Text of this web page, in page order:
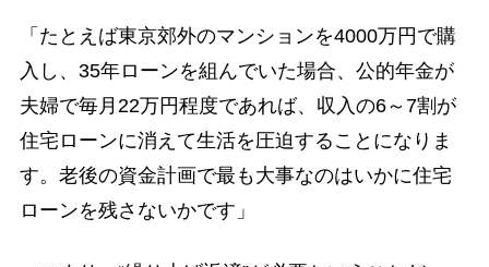
「たとえば東京郊外のマンションを4000万円で購
入し、35年ローンを組んでいた場合、公的年金が
夫婦で毎月22万円程度であれば、収入の6～7割が
住宅ローンに消えて生活を圧迫することになりま
す。老後の資金計画で最も大事なのはいかに住宅
ローンを残さないかです」